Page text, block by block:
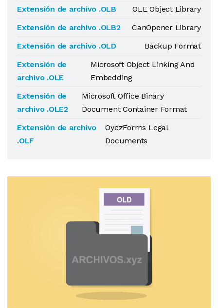
Extensión de archivo .OLB
OLE Object Library
Extensión de archivo .OLB2
CanOpener Library
Extensión de archivo .OLD
Backup Format
Extensión de
archivo .OLE
Microsoft Object Linking And
Embedding
Extensión de
archivo .OLE2
Microsoft Office Binary
Document Container Format
Extensión de archivo
.OLF
OyezForms Legal
Documents